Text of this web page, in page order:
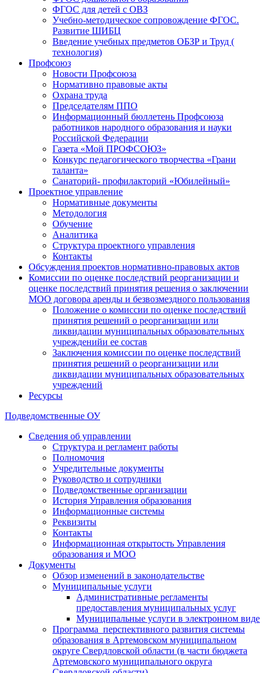
ФГОС для детей с ОВЗ
Учебно-методическое сопровождение ФГОС.
Развитие ШИБЦ
Введение учебных предметов ОБЗР и Труд (
технология)
Профсоюз
Новости Профсоюза
Нормативно правовые акты
Охрана труда
Председателям ППО
Информационный бюллетень Профсоюза
работников народного образования и науки
Российской Федерации
Газета «Мой ПРОФСОЮЗ»
Конкурс педагогического творчества «Грани
таланта»
Санаторий- профилакторий «Юбилейный»
Проектное управление
Нормативные документы
Методология
Обучение
Аналитика
Структура проектного управления
Контакты
Обсуждения проектов нормативно-правовых актов
Комиссии по оценке последствий реорганизации и
оценке последствий принятия решения о заключении
МОО договора аренды и безвозмездного пользования
Положение о комиссии по оценке последствий
принятия решений о реорганизации или
ликвидации муниципальных образовательных
учрежденийи ее состав
Заключения комиссии по оценке последствий
принятия решений о реорганизации или
ликвидации муниципальных образовательных
учреждений
Ресурсы
Подведомственные ОУ
Сведения об управлении
Структура и регламент работы
Полномочия
Учредительные документы
Руководство и сотрудники
Подведомственные организации
История Управления образования
Информационные системы
Реквизиты
Контакты
Информационная открытость Управления
образования и МОО
Документы
Обзор изменений в законодательстве
Муниципальные услуги
Административные регламенты
предоставления муниципальных услуг
Муниципальные услуги в электронном виде
Программа перспективного развития системы
образования в Артемовском муниципальном
округе Свердловской области (в части бюджета
Артемовского муниципального округа